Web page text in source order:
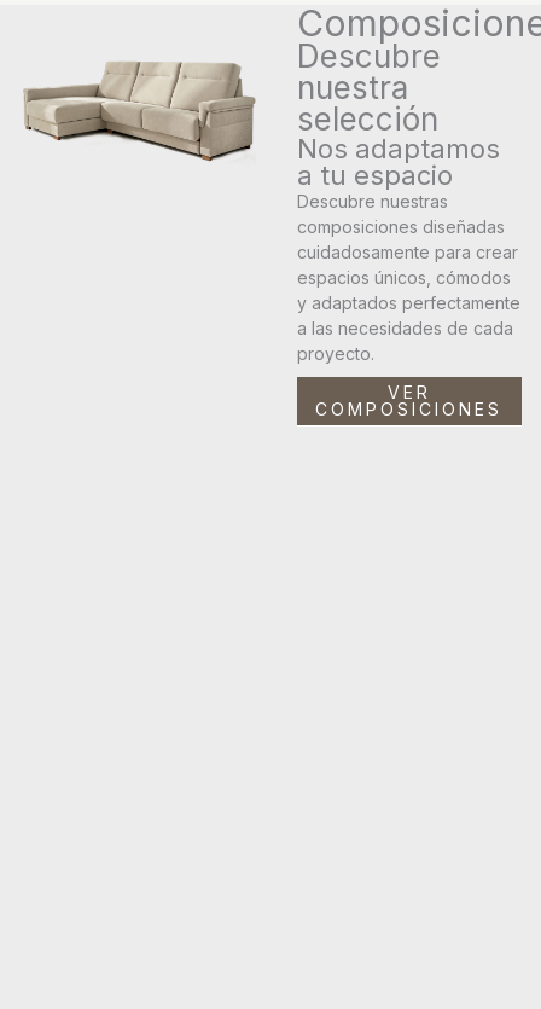
Descubre
nuestra
selección
Nos adaptamos
a tu espacio
Descubre nuestras
composiciones diseñadas
cuidadosamente para crear
espacios únicos, cómodos
y adaptados perfectamente
a las necesidades de cada
proyecto.
VER
COMPOSICIONES